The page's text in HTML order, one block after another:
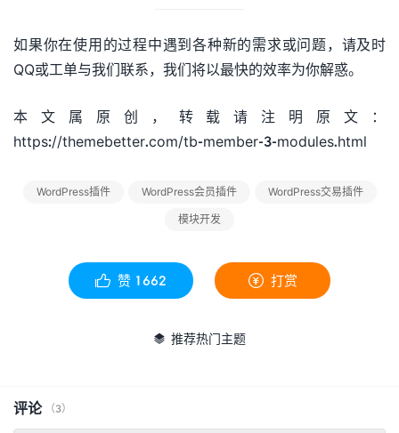
如果你在使用的过程中遇到各种新的需求或问题，请及时
QQ或工单与我们联系，我们将以最快的效率为你解惑。
本文属原创，转载请注明原文：
https://themebetter.com/tb-member-3-modules.html
WordPress插件 WordPress会员插件 WordPress交易插件
模块开发
 赞 1662  打赏
 推荐热门主题
评论（3）